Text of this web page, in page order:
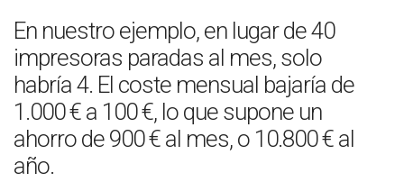
En nuestro ejemplo, en lugar de 40
impresoras paradas al mes, solo
habría 4. El coste mensual bajaría de
1.000 € a 100 €, lo que supone un
ahorro de 900 € al mes, o 10.800 € al
año.